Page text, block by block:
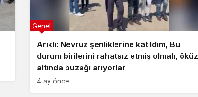
Arıklı: Nevruz şenliklerine katıldım, Bu
durum birilerini rahatsız etmiş olmalı, öküz
altında buzağı arıyorlar
Genel
4 ay önce